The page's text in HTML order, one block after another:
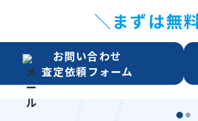
＼まずは無
お問い合わせ
査定依頼フォーム